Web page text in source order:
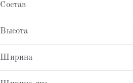
Состав
Высота
Ширина